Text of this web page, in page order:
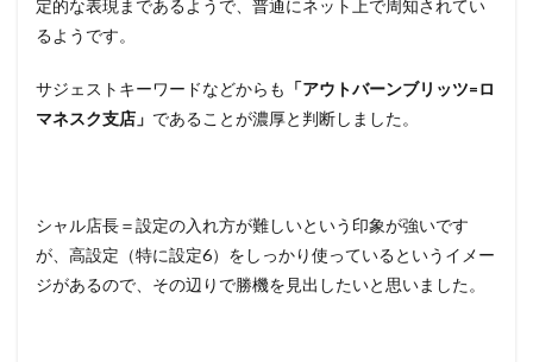
定的な表現まであるようで、普通にネット上で周知されてい
るようです。
サジェストキーワードなどからも 「アウトバーンブリッツ=ロ
マネスク支店」 であることが濃厚と判断しました。
シャル店長＝設定の入れ方が難しいという印象が強いです
が、高設定（特に設定6）をしっかり使っているというイメー
ジがあるので、その辺りで勝機を見出したいと思いました。